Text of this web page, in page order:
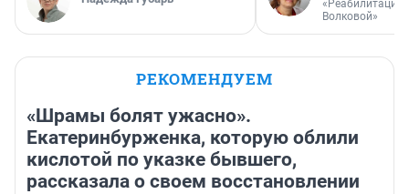
«Реабилитация
Волковой»
РЕКОМЕНДУЕМ
«Шрамы болят ужасно».
Екатеринбурженка, которую облили
кислотой по указке бывшего,
рассказала о своем восстановлении